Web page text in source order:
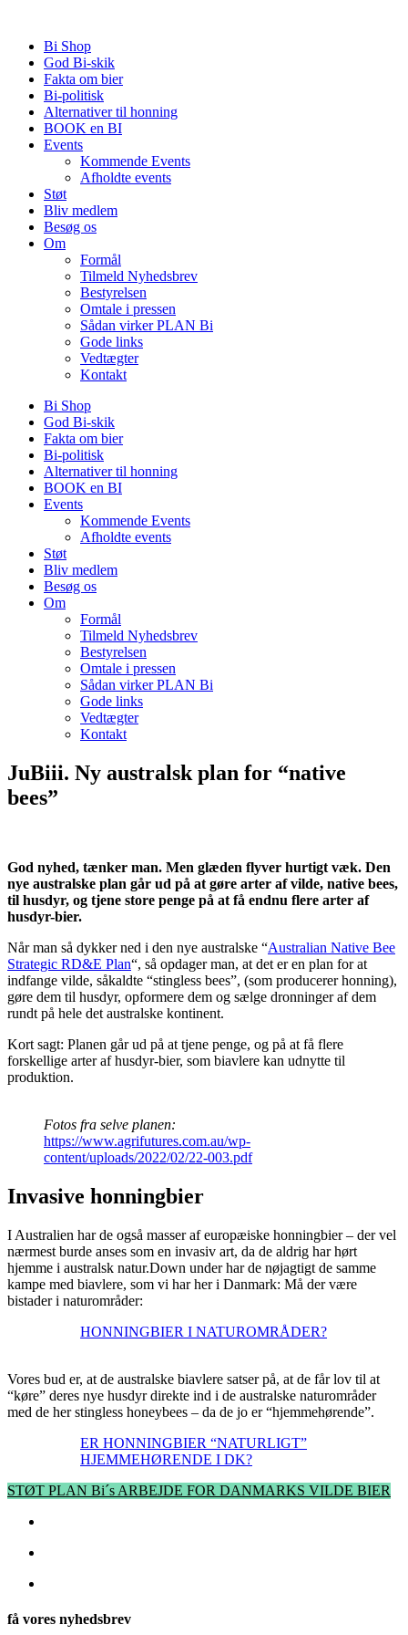
indholdBi Shop
God Bi-skik
Fakta om bier
Bi-politisk
Alternativer til honning
BOOK en BI
Events
Kommende Events
Afholdte events
Støt
Bliv medlem
Besøg os
Om
Formål
Tilmeld Nyhedsbrev
Bestyrelsen
Omtale i pressen
Sådan virker PLAN Bi
Gode links
Vedtægter
Kontakt
Bi Shop
God Bi-skik
Fakta om bier
Bi-politisk
Alternativer til honning
BOOK en BI
Events
Kommende Events
Afholdte events
Støt
Bliv medlem
Besøg os
Om
Formål
Tilmeld Nyhedsbrev
Bestyrelsen
Omtale i pressen
Sådan virker PLAN Bi
Gode links
Vedtægter
Kontakt
JuBiii. Ny australsk plan for “native
bees”
God nyhed, tænker man. Men glæden flyver hurtigt væk. Den
nye australske plan går ud på at gøre arter af vilde, native bees,
til husdyr, og tjene store penge på at få endnu flere arter af
husdyr-bier.
Når man så dykker ned i den nye australske “Australian Native Bee
Strategic RD&E Plan“, så opdager man, at det er en plan for at
indfange vilde, såkaldte “stingless bees”, (som producerer honning),
gøre dem til husdyr, opformere dem og sælge dronninger af dem
rundt på hele det australske kontinent.
Kort sagt: Planen går ud på at tjene penge, og på at få flere
forskellige arter af husdyr-bier, som biavlere kan udnytte til
produktion.
Fotos fra selve planen:
https://www.agrifutures.com.au/wp-
content/uploads/2022/02/22-003.pdf
Invasive honningbier
I Australien har de også masser af europæiske honningbier – der vel
nærmest burde anses som en invasiv art, da de aldrig har hørt
hjemme i australsk natur.Down under har de nøjagtigt de samme
kampe med biavlere, som vi har her i Danmark: Må der være
bistader i naturområder:
HONNINGBIER I NATUROMRÅDER?
Vores bud er, at de australske biavlere satser på, at de får lov til at
“køre” deres nye husdyr direkte ind i de australske naturområder
med de her stingless honeybees – da de jo er “hjemmehørende”.
ER HONNINGBIER “NATURLIGT”
HJEMMEHØRENDE I DK?
STØT PLAN Bi´s ARBEJDE FOR DANMARKS VILDE BIER
få vores nyhedsbrev